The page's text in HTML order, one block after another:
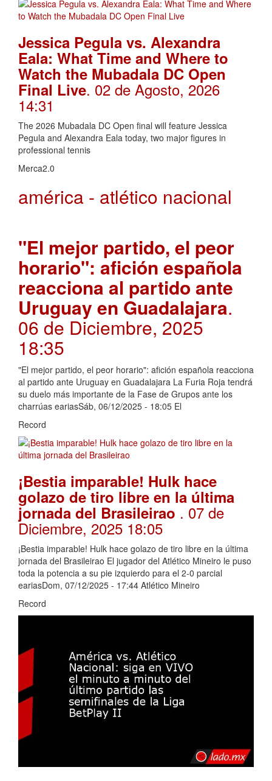
Jessica Pegula vs. Alexandra
Eala: What Time and Where to
Watch the Mubadala DC Open
Final Live. 02 de Agosto, 2026
14:31
The 2026 Mubadala DC Open final will feature Jessica
Pegula and Alexandra Eala today, two major figures in
professional tennis
Merca2.0
américa - atlético nacional
"El mejor partido, el peor
horario": afición española
reacciona al partido ante
Uruguay en Guadalajara.
06 de Diciembre, 2025
18:35
"El mejor partido, el peor horario": afición española reacciona
al partido ante Uruguay en Guadalajara La Furia Roja tendrá
su duelo más importante de la Fase de Grupos ante los
charrúas eariasSáb, 06/12/2025 - 18:05 El
Record
¡Bestia imparable! Hulk hace
golazo de tiro libre en la última
jornada del Brasileirao . 07 de
Diciembre, 2025 18:05
¡Bestia imparable! Hulk hace golazo de tiro libre en la última
jornada del Brasileirao El jugador del Atlético Mineiro le puso
toda la potencia a su pie izquierdo para el 2-0 parcial
eariasDom, 07/12/2025 - 17:44 Atlético Mineiro
Record